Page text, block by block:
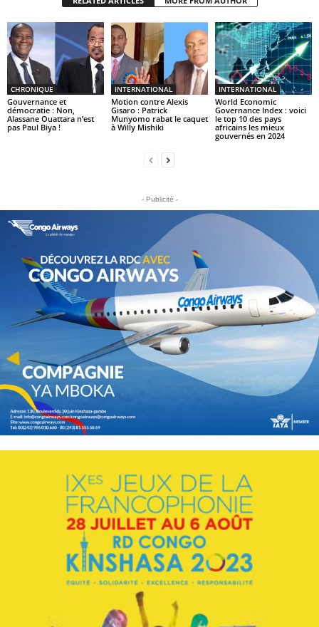
CHRONIQUE
Gouvernance et
démocratie : Non,
Alassane Ouattara n’est
pas Paul Biya !
INTERNATIONAL
Motion contre Alexis
Gisaro : Patrick
Munyomo rabat le caquet
à Willy Mishiki
INTERNATIONAL
World Economic
Governance Index : voici
le top 10 des pays
africains les mieux
gouvernés en 2024
- Publicité -